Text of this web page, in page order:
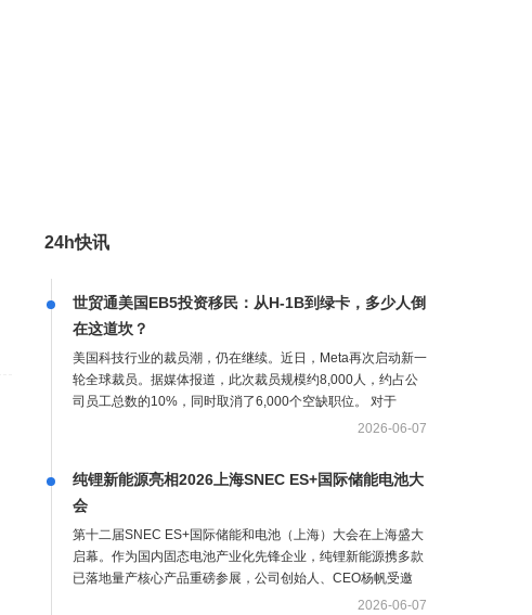
24h快讯
世贸通美国EB5投资移民：从H-1B到绿卡，多少人倒
在这道坎？
美国科技行业的裁员潮，仍在继续。近日，Meta再次启动新一
轮全球裁员。据媒体报道，此次裁员规模约8,000人，约占公
司员工总数的10%，同时取消了6,000个空缺职位。 对于
2026-06-07
纯锂新能源亮相2026上海SNEC ES+国际储能电池大
会
第十二届SNEC ES+国际储能和电池（上海）大会在上海盛大
启幕。作为国内固态电池产业化先锋企业，纯锂新能源携多款
已落地量产核心产品重磅参展，公司创始人、CEO杨帆受邀
2026-06-07